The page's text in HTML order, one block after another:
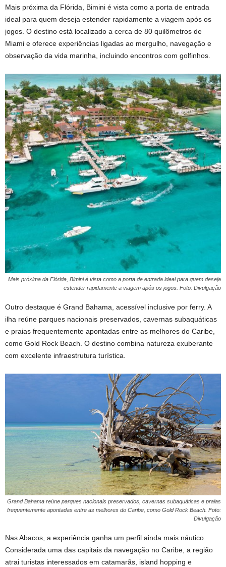
Mais próxima da Flórida, Bimini é vista como a porta de entrada
ideal para quem deseja estender rapidamente a viagem após os
jogos. O destino está localizado a cerca de 80 quilômetros de
Miami e oferece experiências ligadas ao mergulho, navegação e
observação da vida marinha, incluindo encontros com golfinhos.
Mais próxima da Flórida, Bimini é vista como a porta de entrada ideal para quem deseja
estender rapidamente a viagem após os jogos. Foto: Divulgação
Outro destaque é Grand Bahama, acessível inclusive por ferry. A
ilha reúne parques nacionais preservados, cavernas subaquáticas
e praias frequentemente apontadas entre as melhores do Caribe,
como Gold Rock Beach. O destino combina natureza exuberante
com excelente infraestrutura turística.
Grand Bahama reúne parques nacionais preservados, cavernas subaquáticas e praias
frequentemente apontadas entre as melhores do Caribe, como Gold Rock Beach. Foto:
Divulgação
Nas Abacos, a experiência ganha um perfil ainda mais náutico.
Considerada uma das capitais da navegação no Caribe, a região
atrai turistas interessados em catamarãs, island hopping e